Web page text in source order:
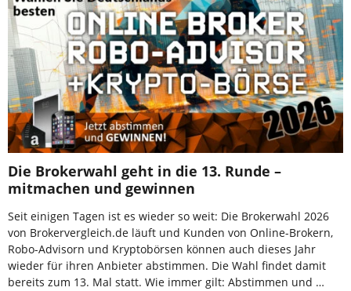
Die Brokerwahl geht in die 13. Runde –
mitmachen und gewinnen
Seit einigen Tagen ist es wieder so weit: Die Brokerwahl 2026
von Brokervergleich.de läuft und Kunden von Online-Brokern,
Robo-Advisorn und Kryptobörsen können auch dieses Jahr
wieder für ihren Anbieter abstimmen. Die Wahl findet damit
bereits zum 13. Mal statt. Wie immer gilt: Abstimmen und …